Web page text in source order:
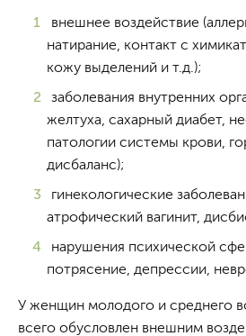
внешнее воздействие
натирание, контакт с
кожу выделений и т.д.);
заболевания внутренних
желтуха, сахарный диабет,
патологии системы крови,
дисбаланс);
гинекологические
атрофический вагинит,
нарушения психической
потрясение, депрессии,
У женщин молодого и среднего
всего обусловлен внешним